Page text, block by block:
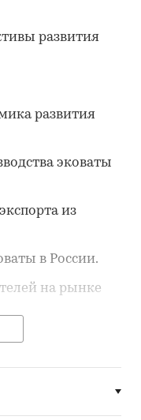
развития
развития
эковаты
из
в России.
на рынке
эковаты в
и